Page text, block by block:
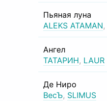
Пьяная луна
ALEKS ATAMAN,
Ангел
ТАТАРИН, LAUR
Де Ниро
ВесЪ, SLIMUS